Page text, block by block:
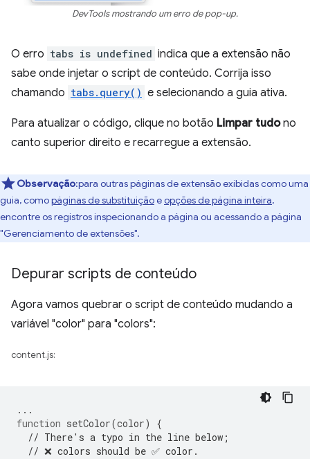
DevTools mostrando um erro de pop-up.
O erro tabs is undefined indica que a extensão não
sabe onde injetar o script de conteúdo. Corrija isso
chamando tabs.query() e selecionando a guia ativa.
Para atualizar o código, clique no botão Limpar tudono
canto superior direito e recarregue a extensão.
Observação:para outras páginas de extensão exibidas como uma
guia, comopáginas de substituiçãoeopções de página inteira,
encontre os registros inspecionando a página ou acessando a página
"Gerenciamento de extensões".
Depurar scripts de conteúdo
Agora vamos quebrar o script de conteúdo mudando a
variável "color" para "colors":
content.js:
...
function setColor(color)
{
// There's a typo in the line below;
// ❌ colors should be ✅ color.